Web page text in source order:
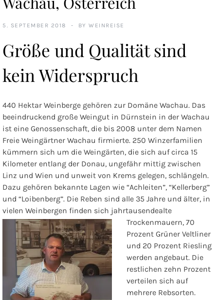
5. SEPTEMBER 2018 BY WEINREISE
Größe und Qualität sind
kein Widerspruch
440 Hektar Weinberge gehören zur Domäne Wachau. Das
beeindruckend große Weingut in Dürnstein in der Wachau
ist eine Genossenschaft, die bis 2008 unter dem Namen
Freie Weingärtner Wachau firmierte. 250 Winzerfamilien
kümmern sich um die Weingärten, die sich auf circa 15
Kilometer entlang der Donau, ungefähr mittig zwischen
Linz und Wien und unweit von Krems gelegen, schlängeln.
Dazu gehören bekannte Lagen wie “Achleiten”, “Kellerberg”
und “Loibenberg”. Die Reben sind alle 35 Jahre und älter, in
vielen Weinbergen finden sich jahrtausendealte
Trockenmauern, 70
Prozent Grüner Veltliner
und 20 Prozent Riesling
werden angebaut. Die
restlichen zehn Prozent
verteilen sich auf
mehrere Rebsorten.